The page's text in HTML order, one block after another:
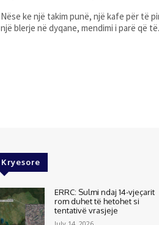
Nëse ke një takim punë, një kafe për të
një blerje në dyqane, mendimi i parë që
Kryesore
ERRC: Sulmi ndaj 14-vjeçarit
rom duhet të hetohet si
tentativë vrasjeje